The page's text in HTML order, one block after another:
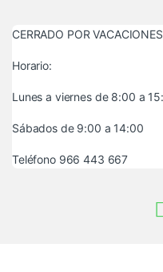
CERRADO POR
Horario:
Lunes a viernes de 8:00 a
Sábados de 9:00 a 14:00
Teléfono 966 443 667